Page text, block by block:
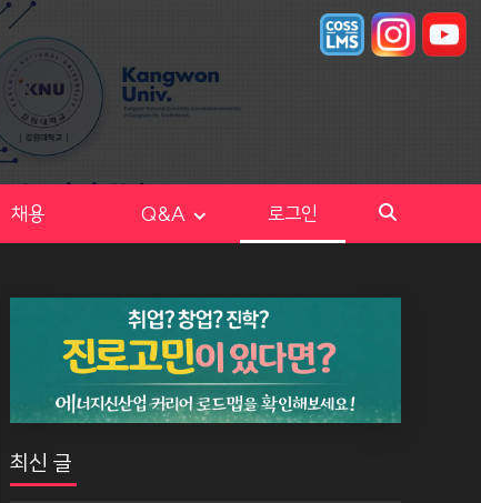
채용 Q&A 로그인
최신 글